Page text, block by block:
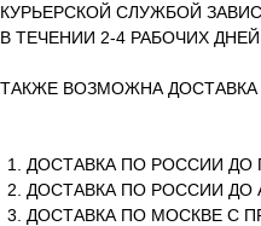
КУРЬЕРСКОЙ СЛУЖБОЙ
В ТЕЧЕНИИ 2-4 РАБОЧИХ
ТАКЖЕ ВОЗМОЖНА ДОСТАВКА
ДОСТАВКА ПО РОССИИ ДО
ДОСТАВКА ПО РОССИИ ДО
ДОСТАВКА ПО МОСКВЕ С